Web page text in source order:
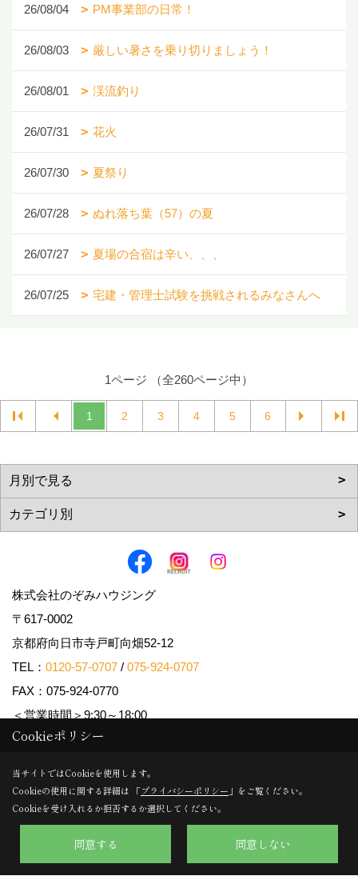
26/08/04 PM事業部の日常！
26/08/03 厳しい暑さを乗り切りましょう！
26/08/01 渓流釣り
26/07/31 花火
26/07/30 夏祭り
26/07/28 ぬれ落ち葉（57）の夏
26/07/27 夏場の合宿は辛い、、、
26/07/25 宅建・管理士試験を挑戦されるみなさんへ
1ページ （全260ページ中）
1 2 3 4 5 6
株式会社のぞみハウジング
〒617-0002
京都府向日市寺戸町向畑52-12
TEL： 0120-57-0707 / 075-924-0707
FAX：075-924-0770
＜営業時間＞9:30～18:00
＜定休日＞日曜日・水曜日
Copyright (c) Nozomi Housing. All Rights Reserved.
Cookieポリシー
当サイトではCookieを使用します。
Cookieの使用に関する詳細は 「プライバシーポリシー 」をご覧ください。
Cookieを受け入れるか拒否するか選択してください。
同意する 同意しない